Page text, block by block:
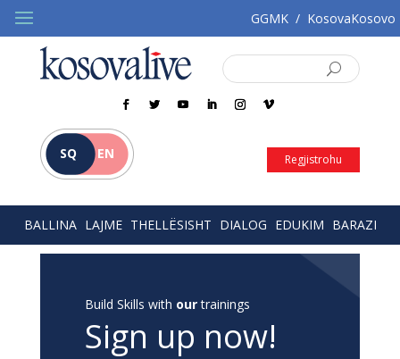
GGMK / KosovaKosovo
SQ EN Regjistrohu
BALLINA LAJME THELLËSISHT DIALOG EDUKIM BARAZI
Build Skills with ourtrainings
Sign up now!